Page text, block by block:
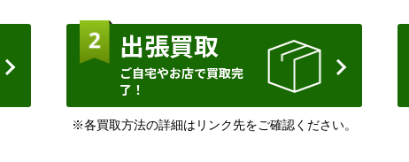
出張買取
ご自宅やお店で買取完
了！
※各買取方法の詳細はリンク先をご確認ください。